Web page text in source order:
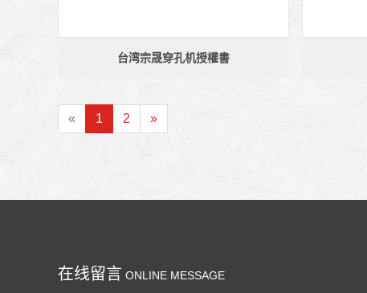
台湾宗晟穿孔机授權書
« 1 2 »
在线留言 ONLINE MESSAGE